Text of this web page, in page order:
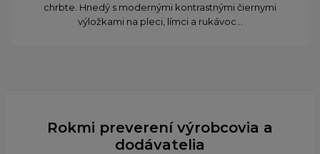
chrbte. Hnedý s modernými kontrastnými čiernymi
výložkami na pleci, límci a rukávoc...
Rokmi preverení výrobcovia a
dodávatelia